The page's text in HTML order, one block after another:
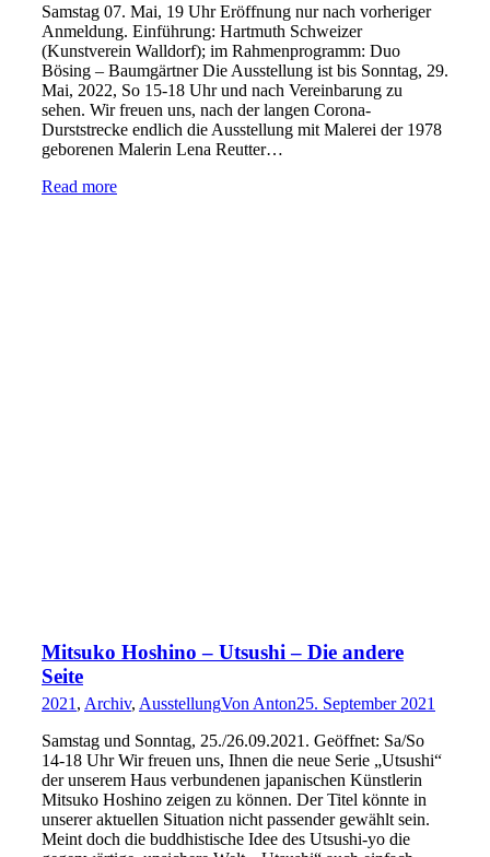
Samstag 07. Mai, 19 Uhr Eröffnung nur nach vorheriger
Anmeldung. Einführung: Hartmuth Schweizer
(Kunstverein Walldorf); im Rahmenprogramm: Duo
Bösing – Baumgärtner Die Ausstellung ist bis Sonntag, 29.
Mai, 2022, So 15-18 Uhr und nach Vereinbarung zu
sehen. Wir freuen uns, nach der langen Corona-
Durststrecke endlich die Ausstellung mit Malerei der 1978
geborenen Malerin Lena Reutter…
Read more
Mitsuko Hoshino – Utsushi – Die andere
Seite
2021 , Archiv, AusstellungVon Anton25. September 2021
Samstag und Sonntag, 25./26.09.2021. Geöffnet: Sa/So
14-18 Uhr Wir freuen uns, Ihnen die neue Serie „Utsushi“
der unserem Haus verbundenen japanischen Künstlerin
Mitsuko Hoshino zeigen zu können. Der Titel könnte in
unserer aktuellen Situation nicht passender gewählt sein.
Meint doch die buddhistische Idee des Utsushi-yo die